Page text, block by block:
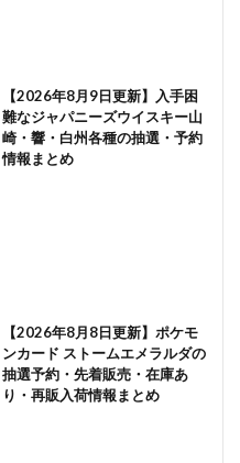
【2026年8月9日更新】入手困
難なジャパニーズウイスキー山
崎・響・白州各種の抽選・予約
情報まとめ
【2026年8月8日更新】ポケモ
ンカード ストームエメラルダの
抽選予約・先着販売・在庫あ
り・再販入荷情報まとめ